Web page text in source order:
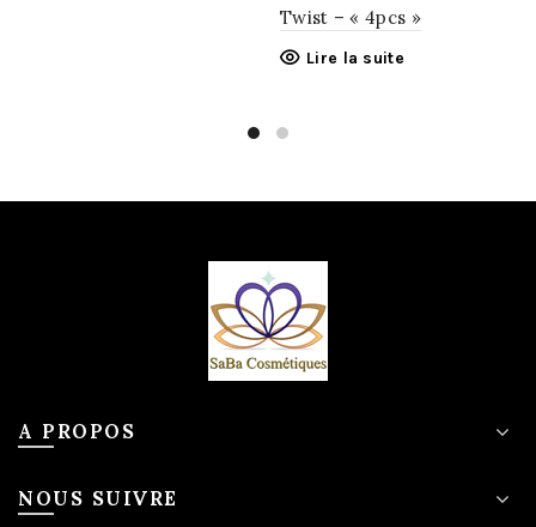
Twist – « 4pcs »
Lire la suite
A PROPOS
NOUS SUIVRE